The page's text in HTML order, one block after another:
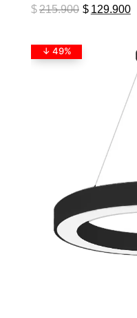
$215.900 $ 129.900
↓ 49%